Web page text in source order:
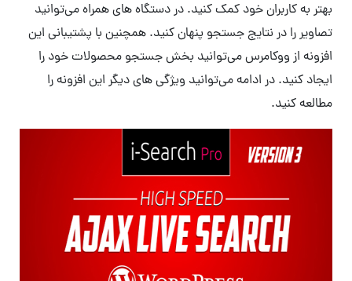
بهتر به کاربران خود کمک کنید. در دستگاه های همراه می‌توانید
تصاویر را در نتایج جستجو پنهان کنید. همچنین با پشتیبانی این
افزونه از ووکامرس می‌توانید بخش جستجو محصولات خود را
ایجاد کنید. در ادامه می‌توانید ویژگی های دیگر این افزونه را
مطالعه کنید.